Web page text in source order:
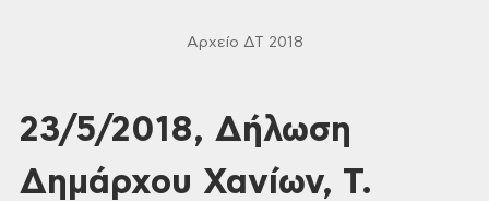
Αρχείο ΔΤ 2018
23/5/2018, Δήλωση
Δημάρχου Χανίων, Τ.